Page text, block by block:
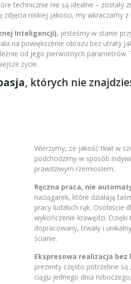
technicznie nie są idealne – zostały
niskiej jakości, my wkraczamy
Inteligencji), jesteśmy w stanie
na powiększenie obrazu bez utraty
od jego pierwotnych parametrów.
życie.
, których nie
Wierzymy, że jakość tkwi w
podchodzimy w sposób
prawdziwym rzemiosłem.
Ręczna praca, nie
naciągarek, które działają
pracy ludzkich rąk. Osobiście
wykończenie krawędzi.
dopracowany, trwały i
ścianie.
Ekspresowa realizacja
prezenty często potrzebne są
ciągu jednego dnia